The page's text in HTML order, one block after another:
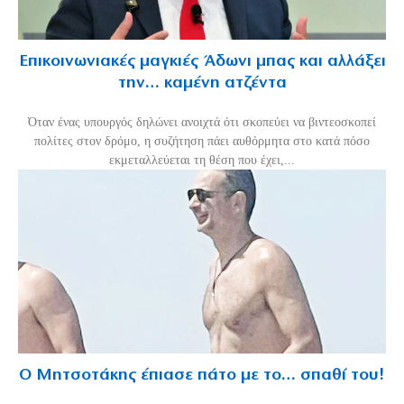
Επικοινωνιακές μαγκιές Άδωνι μπας και αλλάξει
την… καμένη ατζέντα
Όταν ένας υπουργός δηλώνει ανοιχτά ότι σκοπεύει να βιντεοσκοπεί
πολίτες στον δρόμο, η συζήτηση πάει αυθόρμητα στο κατά πόσο
εκμεταλλεύεται τη θέση που έχει,...
Ο Μητσοτάκης έπιασε πάτο με το… σπαθί του!